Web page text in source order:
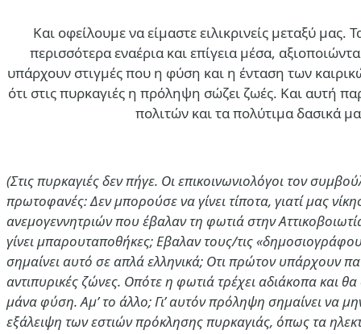
Διεθνή
Γερμανικό δικαστήριο έκρινε ότι η σύγκριση του Ισραήλ με
Και οφείλουμε να είμαστε ειλικρινείς μεταξύ
περισσότερα εναέρια και επίγεια μέσα,
υπάρχουν στιγμές που η φύση και η ένταση των
ότι στις πυρκαγιές η πρόληψη σώζει ζωές. Και αυτή
πολιτών και τα πολύτιμα δασικά
(Στις πυρκαγιές δεν πήγε. Οι επικοινωνιολόγοι τον
πρωτοφανές: Δεν μπορούσε να γίνει τίποτα, γιατί μας
ανεμογεννητριών που έβαλαν τη φωτιά στην
γίνει μπαρουταποθήκες; Εβαλαν τους/τις
σημαίνει αυτό σε απλά ελληνικά; Οτι πρώτον υπάρχουν
αντιπυρικές ζώνες. Οπότε η φωτιά τρέχει αδιάκοπα και
μάνα φύση. Αμ’ το άλλο; Γι’ αυτόν πρόληψη σημαίνει να
εξάλειψη των εστιών πρόκλησης πυρκαγιάς, όπως τα